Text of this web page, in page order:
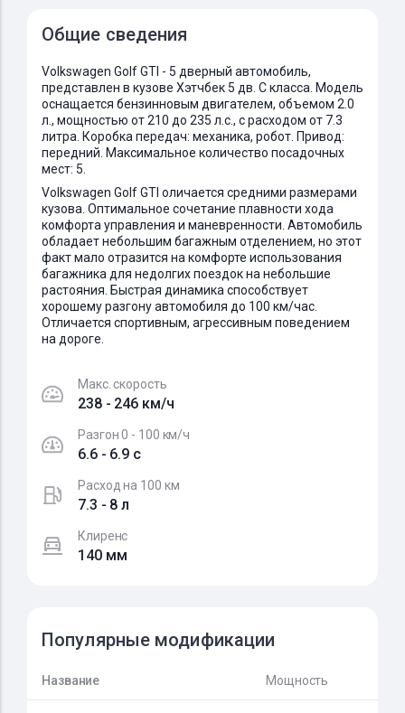
Общие сведения
Volkswagen Golf GTI - 5 дверный автомобиль,
представлен в кузове Хэтчбек 5 дв. C класса. Модель
оснащается бензинновым двигателем, объемом 2.0
л., мощностью от 210 до 235 л.с., с расходом от 7.3
литра. Коробка передач: механика, робот. Привод:
передний. Максимальное количество посадочных
мест: 5.
Volkswagen Golf GTI оличается средними размерами
кузова. Оптимальное сочетание плавности хода
комфорта управления и маневренности. Автомобиль
обладает небольшим багажным отделением, но этот
факт мало отразится на комфорте использования
багажника для недолгих поездок на небольшие
растояния. Быстрая динамика способствует
хорошему разгону автомобиля до 100 км/час.
Отличается спортивным, агрессивным поведением
на дороге.
Макс. скорость
238 - 246 км/ч
Разгон 0 - 100 км/ч
6.6 - 6.9 c
Расход на 100 км
7.3 - 8 л
Клиренс
140 мм
Популярные модификации
Название Мощность